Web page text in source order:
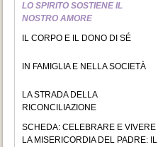
LO SPIRITO SOSTIENE IL
NOSTRO AMORE
IL CORPO E IL DONO DI SÉ
IN FAMIGLIA E NELLA SOCIETÀ
LA STRADA DELLA
RICONCILIAZIONE
SCHEDA: CELEBRARE E VIVERE
LA MISERICORDIA DEL PADRE: IL